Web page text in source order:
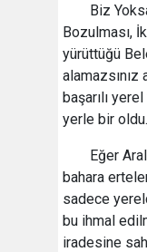
Biz
Bozulması,
yürüttüğü
alamazsınız
başarılı
yerle bir oldu.
Eğer
bahara
sadece
bu ihmal
iradesine